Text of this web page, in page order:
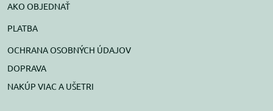
AKO OBJEDNAŤ
PLATBA
OCHRANA OSOBNÝCH ÚDAJOV
DOPRAVA
NAKÚP VIAC A UŠETRI